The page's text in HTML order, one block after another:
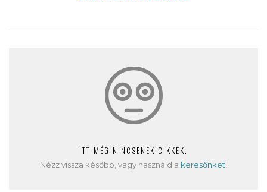
ITT MÉG NINCSENEK CIKKEK.
Nézz vissza később, vagy használd a keresőnket!